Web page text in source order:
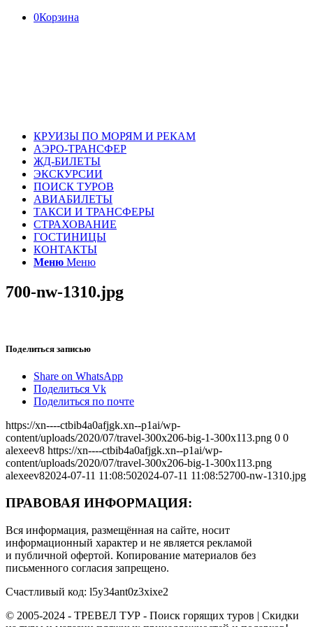
0Корзина
КРУИЗЫ ПО МОРЯМ И РЕКАМ
АЭРО-ТРАНСФЕР
ЖД-БИЛЕТЫ
ЭКСКУРСИИ
ПОИСК ТУРОВ
АВИАБИЛЕТЫ
ТАКСИ И ТРАНСФЕРЫ
СТРАХОВАНИЕ
ГОСТИНИЦЫ
КОНТАКТЫ
Меню Меню
700-nw-1310.jpg
Поделиться записью
Share on WhatsApp
Поделиться Vk
Поделиться по почте
https://xn----ctbib4a0afjgk.xn--p1ai/wp-
content/uploads/2020/07/travel-300x206-big-1-300x113.png 0 0
alexeev8 https://xn----ctbib4a0afjgk.xn--p1ai/wp-
content/uploads/2020/07/travel-300x206-big-1-300x113.png
alexeev82024-07-11 11:08:502024-07-11 11:08:52700-nw-1310.jpg
ПРАВОВАЯ ИНФОРМАЦИЯ:
Вся информация, размещённая на сайте, носит
информационный характер и не является рекламой
и публичной офертой. Копирование материалов без
письменного согласия запрещено.
Счастливый код: l5y34ant0z3xixe2
© 2005-2024 - ТРЕВЕЛ ТУР - Поиск горящих туров | Скидки